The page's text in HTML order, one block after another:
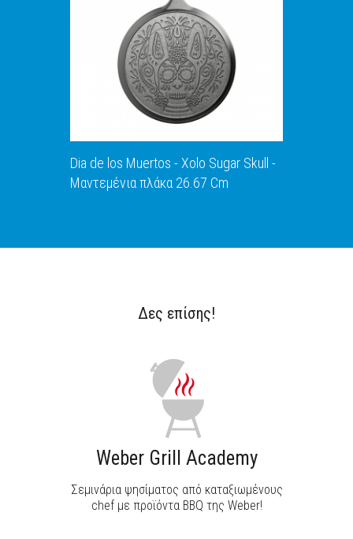
ΑΝΑΚΑΛΥΨΕ ΤΟ
Dia de los Muertos - Xolo Sugar Skull -
Μαντεμένια πλάκα 26.67 Cm
Δες επίσης!
Weber Grill Academy
Σεμινάρια ψησίματος από καταξιωμένους
chef με προϊόντα BBQ της Weber!